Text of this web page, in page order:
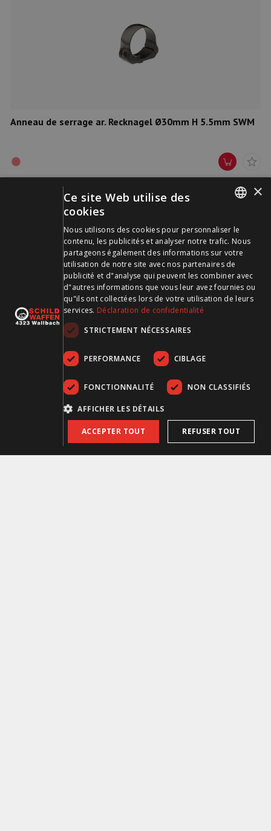
Anneau de serrage ar. Recknagel Ø30mm H 5.5mm SWM
Anneau de serrage av. Recknagel 31mm all. SWM Ø30mm
FRENCH
×
Ce site Web utilise des
cookies
Nous utilisons des cookies pour personnaliser le
contenu, les publicités et analyser notre trafic. Nous
partageons également des informations sur votre
utilisation de notre site avec nos partenaires de
publicité et d"analyse qui peuvent les combiner avec
d"autres informations que vous leur avez fournies ou
qu"ils ont collectées lors de votre utilisation de leurs
services. Déclaration de confidentialité
STRICTEMENT NÉCESSAIRES
PERFORMANCE CIBLAGE
FONCTIONNALITÉ NON CLASSIFIÉS
AFFICHER LES DÉTAILS
ACCEPTER TOUT REFUSER TOUT